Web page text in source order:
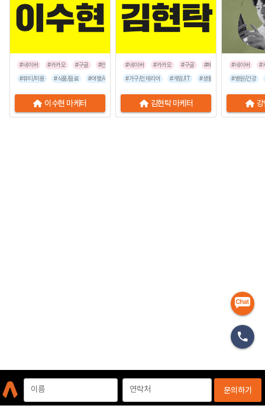
#네이버 #카카오 #구글
#인스타그램
#뷰티/미용
#식품/음료 #여행/숙박 #유통/쇼핑몰 #프랜차이즈 #음식점
이수현 마케터
#네이버 #카카오 #구글 #페이스북
#인스타그램
#가구/인테리어
#게임/IT #생활/리빙 #공공기관
김현탁 마케터
#네이버
#
#병원/건강
강
마케터
개인정보처리방침 이용약관 이메일무단수집거부
이름 연락처 문의하기